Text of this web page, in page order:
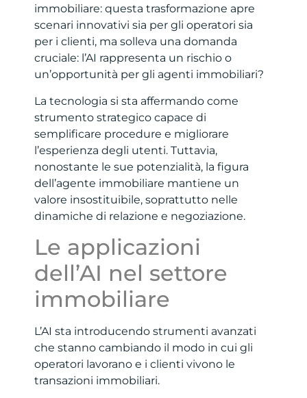
immobiliare: questa trasformazione apre
scenari innovativi sia per gli operatori sia
per i clienti, ma solleva una domanda
cruciale: l’AI rappresenta un rischio o
un’opportunità per gli agenti immobiliari?
La tecnologia si sta affermando come
strumento strategico capace di
semplificare procedure e migliorare
l’esperienza degli utenti. Tuttavia,
nonostante le sue potenzialità, la figura
dell’agente immobiliare mantiene un
valore insostituibile, soprattutto nelle
dinamiche di relazione e negoziazione.
Le applicazioni
dell’AI nel settore
immobiliare
L’AI sta introducendo strumenti avanzati
che stanno cambiando il modo in cui gli
operatori lavorano e i clienti vivono le
transazioni immobiliari.